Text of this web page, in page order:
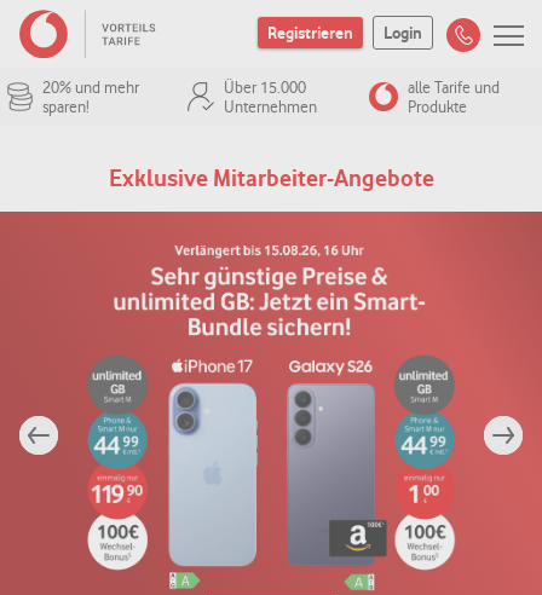
Registrieren Login
20% und mehr
sparen!
Über 15.000
Unternehmen
alle Tarife und
Produkte
Exklusive Mitarbeiter-Angebote